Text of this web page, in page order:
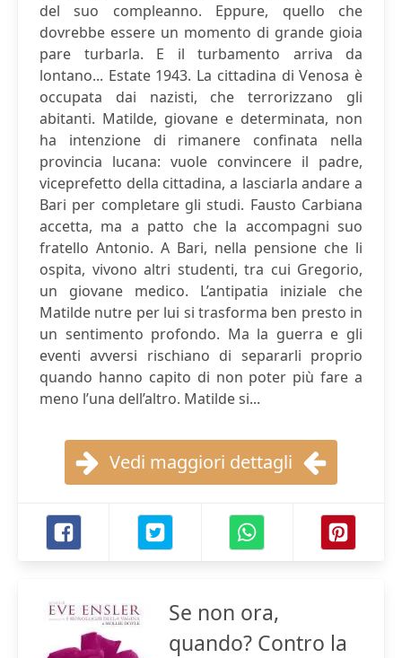
del suo compleanno. Eppure, quello che
dovrebbe essere un momento di grande gioia
pare turbarla. E il turbamento arriva da
lontano... Estate 1943. La cittadina di Venosa è
occupata dai nazisti, che terrorizzano gli
abitanti. Matilde, giovane e determinata, non
ha intenzione di rimanere confinata nella
provincia lucana: vuole convincere il padre,
viceprefetto della cittadina, a lasciarla andare a
Bari per completare gli studi. Fausto Carbiana
accetta, ma a patto che la accompagni suo
fratello Antonio. A Bari, nella pensione che li
ospita, vivono altri studenti, tra cui Gregorio,
un giovane medico. L’antipatia iniziale che
Matilde nutre per lui si trasforma ben presto in
un sentimento profondo. Ma la guerra e gli
eventi avversi rischiano di separarli proprio
quando hanno capito di non poter più fare a
meno l’una dell’altro. Matilde si...
Vedi maggiori dettagli
Se non ora,
quando? Contro la